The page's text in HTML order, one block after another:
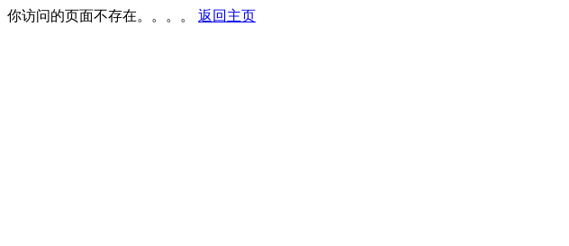
你访问的页面不存在。。。。 返回主页